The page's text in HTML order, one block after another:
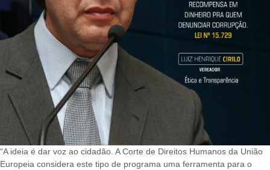
“A ideia é dar voz ao cidadão. A Corte de Direitos Humanos da União
Europeia considera este tipo de programa uma ferramenta para o